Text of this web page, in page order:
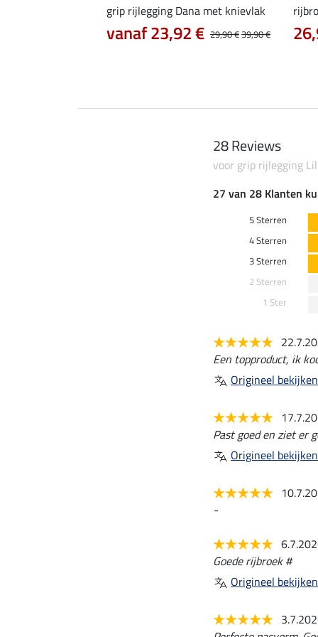
grip rijlegging Dana met knievlak
29,90 €39,90 €
vanaf 23,92 €
28 Reviews
voor grip rijlegging
27 van 28 Klanten
5 Sterren
4 Sterren
3 Sterren
2 Sterren
1 Ster
Een topproduct, ik
Origineel bekijken
Past goed en ziet er
Origineel bekijken
-
Goede rijbroek #
Origineel bekijken